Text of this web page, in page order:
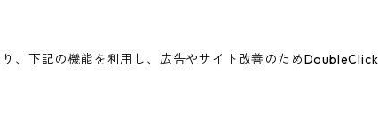
、下記の機能を利用し、広告やサイト改善のためDoubleClick